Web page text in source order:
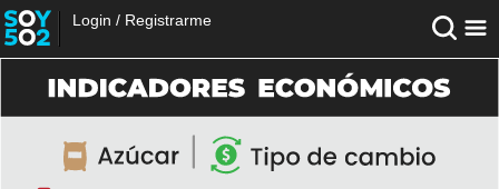
Login / Registrarme